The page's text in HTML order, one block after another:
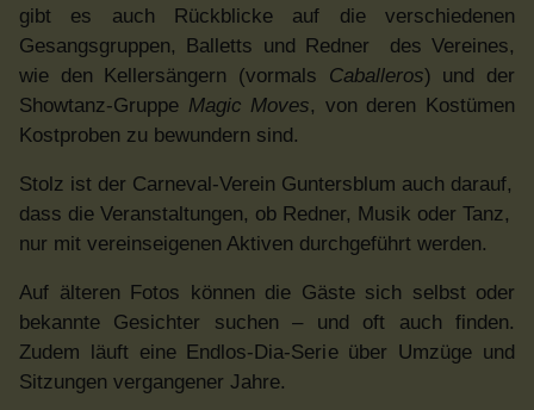
gibt es auch Rückblicke auf die verschiedenen
Gesangsgruppen, Balletts und Redner des Vereines,
wie den Kellersängern (vormals Caballeros) und der
Showtanz-Gruppe Magic Moves, von deren Kostümen
Kostproben zu bewundern sind.
Stolz ist der Carneval-Verein Guntersblum auch darauf,
dass die Veranstaltungen, ob Redner, Musik oder Tanz,
nur mit vereinseigenen Aktiven durchgeführt werden.
Auf älteren Fotos können die Gäste sich selbst oder
bekannte Gesichter suchen – und oft auch finden.
Zudem läuft eine Endlos-Dia-Serie über Umzüge und
Sitzungen vergangener Jahre.